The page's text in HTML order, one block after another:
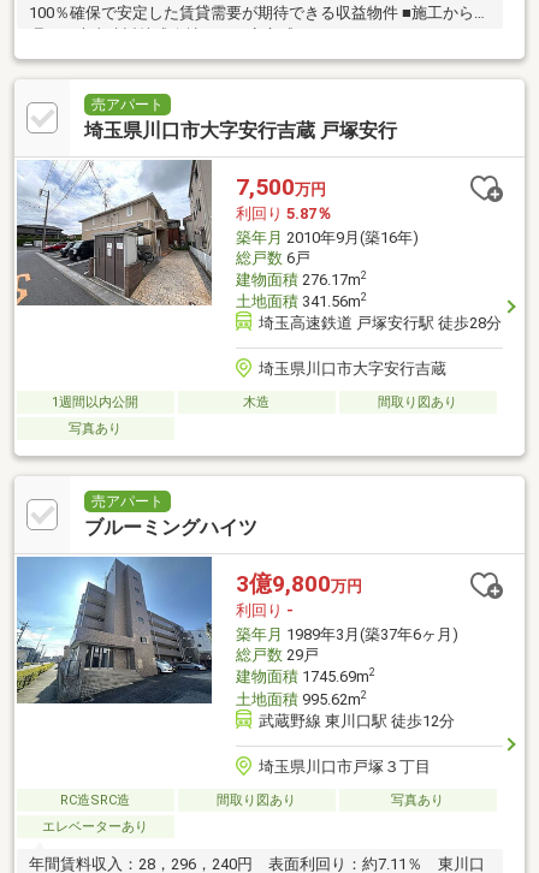
100％確保で安定した賃貸需要が期待できる収益物件 ■施工から管
売アパート
埼玉県川口市大字安行吉蔵 戸塚安行
7,500万円
利回り 5.87％
築年月 2010年9月(築16年)
総戸数6戸
建物面積276.17m2
土地面積341.56m2
埼玉高速鉄道 戸塚安行駅 徒歩28分
埼玉県川口市大字安行吉蔵
1週間以内公開 木造
間取り図あり
写真あり
売アパート
ブルーミングハイツ
3億9,800万円
利回り -
築年月 1989年3月(築37年6ヶ月)
総戸数29戸
建物面積1745.69m2
土地面積995.62m2
武蔵野線 東川口駅 徒歩12分
埼玉県川口市戸塚３丁目
RC造SRC造 間取り図あり
写真あり
エレベーターあり
年間賃料収入：28，296，240円 表面利回り：約7.11％ 東川口